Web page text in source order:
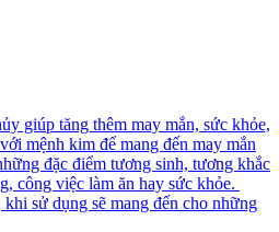
giúp tăng thêm may mắn, sức khỏe,
mệnh kim để mang đến may mắn
đặc điểm tương sinh, tương khắc
công việc làm ăn hay sức khỏe.
sử dụng sẽ mang đến cho những